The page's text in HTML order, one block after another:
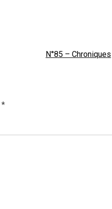
N°85 – Chroniques
*